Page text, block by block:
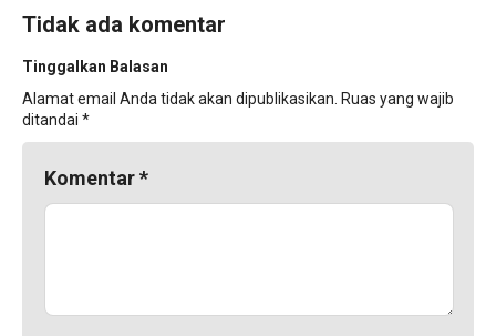
Tidak ada komentar
Tinggalkan Balasan
Alamat email Anda tidak akan dipublikasikan. Ruas yang wajib
ditandai *
Komentar*